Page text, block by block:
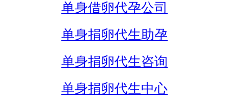
单身借卵代孕公司
单身捐卵代生助孕
单身捐卵代生咨询
单身捐卵代生中心